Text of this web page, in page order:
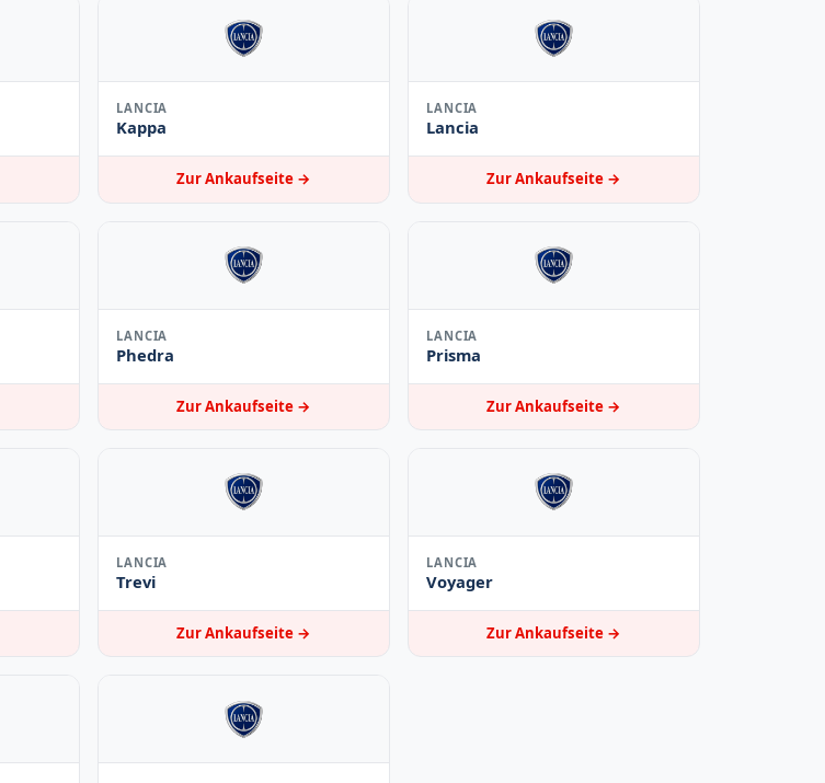
LANCIA
Kappa
Zur Ankaufseite →
LANCIA
Lancia
Zur Ankaufseite →
LANCIA
Phedra
Zur Ankaufseite →
LANCIA
Prisma
Zur Ankaufseite →
LANCIA
Trevi
Zur Ankaufseite →
LANCIA
Voyager
Zur Ankaufseite →